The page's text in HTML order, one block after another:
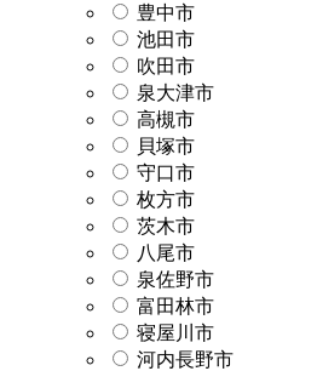
豊中市
池田市
吹田市
泉大津市
高槻市
貝塚市
守口市
枚方市
茨木市
八尾市
泉佐野市
富田林市
寝屋川市
河内長野市